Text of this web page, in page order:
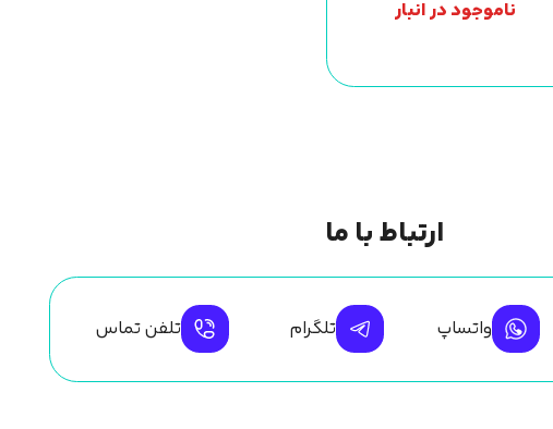
ناموجود در انبار
ارتباط با ما
واتساپ تلگرام تلفن تماس